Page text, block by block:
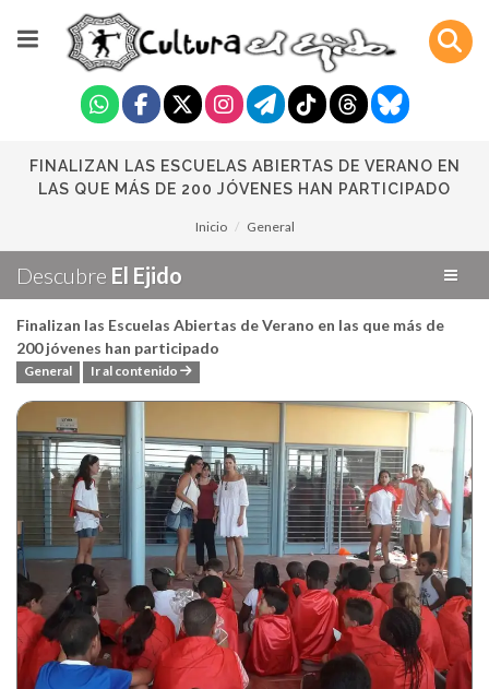
FINALIZAN LAS ESCUELAS ABIERTAS DE VERANO EN
LAS QUE MÁS DE 200 JÓVENES HAN PARTICIPADO
Inicio General
Descubre El Ejido
Finalizan las Escuelas Abiertas de Verano en las que más de
200 jóvenes han participado
General Ir al contenido